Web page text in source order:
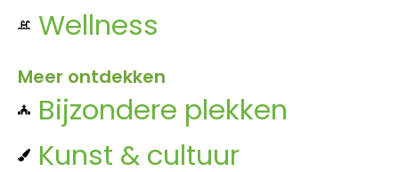
Wellness
Meer ontdekken
Bijzondere plekken
Kunst & cultuur